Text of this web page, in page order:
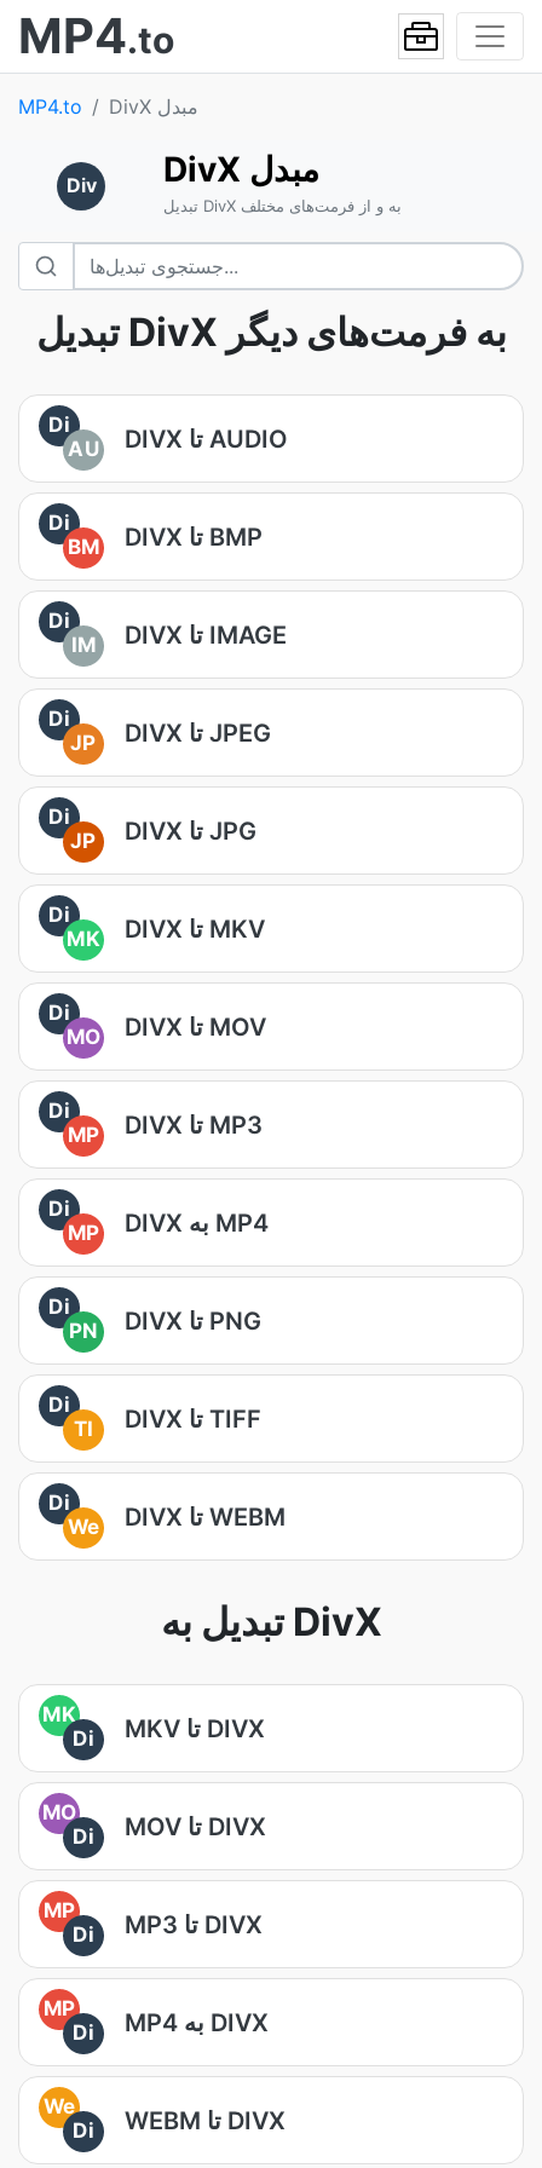
MP4.to
MP4.to DivX مبدل
Div DivX مبدل
تبدیل DivX به و از فرمت‌های مختلف
تبدیل DivX به فرمت‌های دیگر
Di
AU
DIVX تا AUDIO
Di
BM
DIVX تا BMP
Di
IM
DIVX تا IMAGE
Di
JP
DIVX تا JPEG
Di
JP
DIVX تا JPG
Di
MK
DIVX تا MKV
Di
MO
DIVX تا MOV
Di
MP
DIVX تا MP3
Di
MP
DIVX به MP4
Di
PN
DIVX تا PNG
Di
TI
DIVX تا TIFF
Di
We
DIVX تا WEBM
تبدیل به DivX
MK
Di
MKV تا DIVX
MO
Di
MOV تا DIVX
MP
Di
MP3 تا DIVX
MP
Di
MP4 به DIVX
We
Di
WEBM تا DIVX